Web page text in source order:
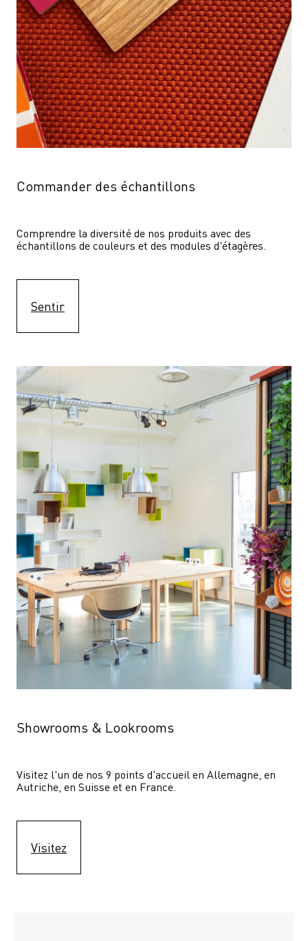
Commander des échantillons
Comprendre la diversité de nos produits avec des
échantillons de couleurs et des modules d'étagères.
Sentir
Showrooms & Lookrooms
Visitez l'un de nos 9 points d'accueil en Allemagne, en
Autriche, en Suisse et en France.
Visitez